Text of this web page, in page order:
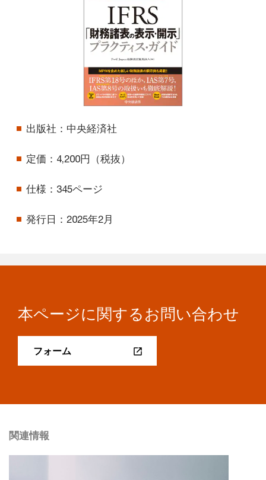
出版社：中央経済社
定価：4,200円（税抜）
仕様：345ページ
発行日：2025年2月
本ページに関するお問い合わせ
フォーム
関連情報